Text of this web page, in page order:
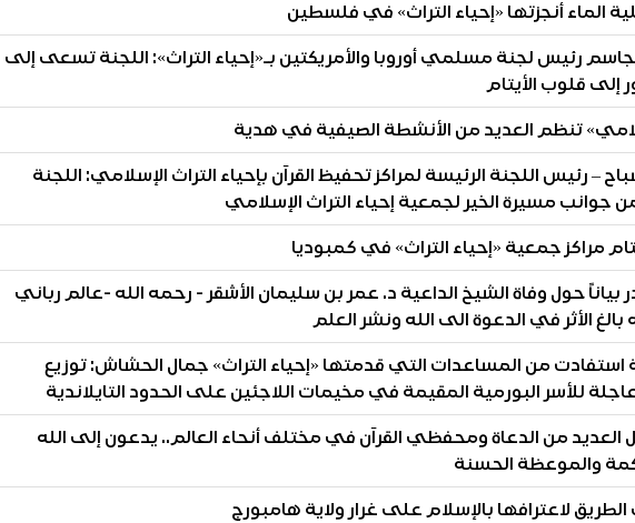
الماء أنجزتها «إحياء التراث» في فلسطين
رئيس لجنة مسلمي أوروبا والأمريكتين بـ«إحياء التراث»: اللجنة تسعى إلى
إلى قلوب الأيتام
تنظم العديد من الأنشطة الصيفية في هدية
– رئيس اللجنة الرئيسة لمراكز تحفيظ القرآن بإحياء التراث الإسلامي: اللجنة
جوانب مسيرة الخير لجمعية إحياء التراث الإسلامي
مراكز جمعية «إحياء التراث» في كمبوديا
بياناً حول وفاة الشيخ الداعية د. عمر بن سليمان الأشقر - رحمه الله -عالم رباني
بالغ الأثر في الدعوة الى الله ونشر العلم
استفادت من المساعدات التي قدمتها «إحياء التراث» جمال الحشاش: توزيع
للأسر البورمية المقيمة في مخيمات اللاجئين على الحدود التايلاندية
العديد من الدعاة ومحفظي القرآن في مختلف أنحاء العالم.. يدعون إلى الله
والموعظة الحسنة
الطريق لاعترافها بالإسلام على غرار ولاية هامبورج